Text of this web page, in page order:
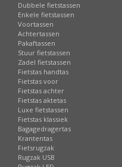
Dubbele fietstassen
Enkele fietstassen
Voortassen
Achtertassen
Pakaftassen
Stuur fietstassen
Zadel fietstassen
Fietstas handtas
Fietstas voor
Fietstas achter
Fietstas aktetas
Luxe fietstassen
Fietstas klassiek
Bagagedragertas
Krantentas
Fietsrugzak
Rugzak USB